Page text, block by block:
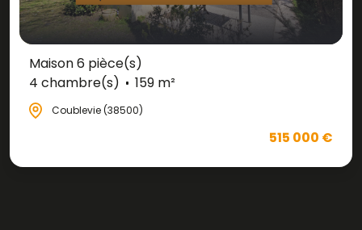
Maison 6 pièce(s)
4 chambre(s)
159 m²
Coublevie (38500)
515 000 €